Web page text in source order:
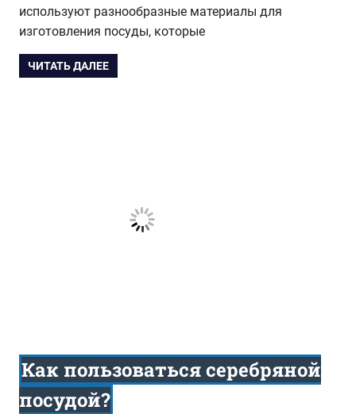
используют разнообразные материалы для
изготовления посуды, которые
ЧИТАТЬ ДАЛЕЕ
Как пользоваться серебряной
посудой?